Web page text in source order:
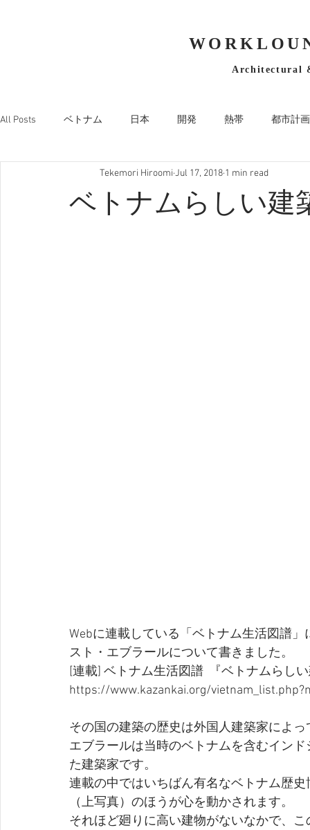
Architectural
All Posts ベトナム 日本 開発 熱帯 都市計画
ベトナムらしい建
Tekemori Hiroomi Jul 17, 2018 1 min read
Webに連載している「ベトナム生活図譜
スト・エブラールについて書きました。
[連載] ベトナム生活図譜  『ベトナムらし
https://www.kazankai.org/
その国の建築の歴史は外国人建築家によ
エブラールは当時のベトナムを含むイン
た建築家です。
連載の中ではいちばん有名なベトナム歴
（上写真）のほうが心を動かされます。
それほど廻りに高い建物がないなかで、